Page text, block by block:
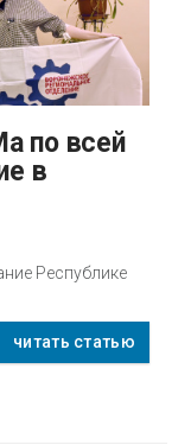
в
Республике
читать статью